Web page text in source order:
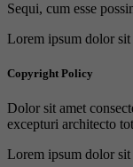
Sequi, cum esse
Lorem ipsum dolor sit
Copyright Policy
Dolor sit amet
excepturi architecto
Lorem ipsum dolor sit